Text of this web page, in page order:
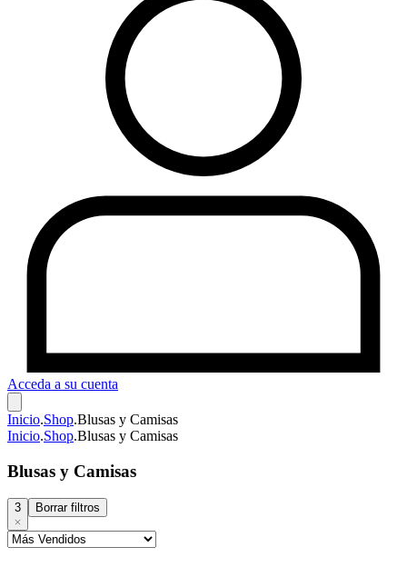
Acceda a su cuenta
Inicio.Shop.Blusas y Camisas
Inicio.Shop.Blusas y Camisas
Blusas y Camisas
3 Borrar filtros